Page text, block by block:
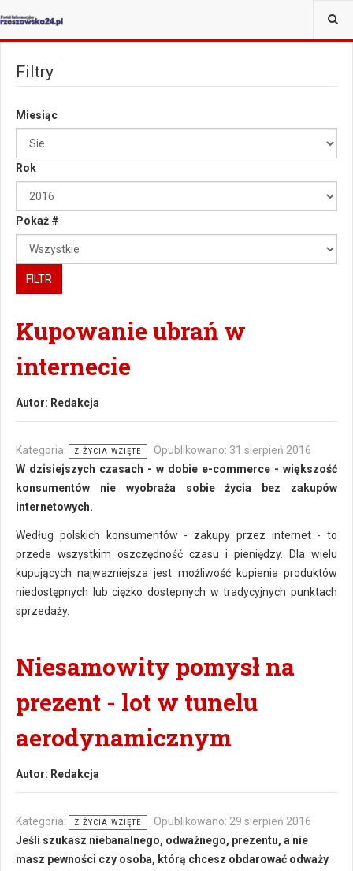
JESTEŚ TUTAJ:
Filtry
Miesiąc
Rok
Pokaż #
FILTR
Kupowanie ubrań w
internecie
Autor: Redakcja
Kategoria: Z ŻYCIA WZIĘTE
Opublikowano: 31 sierpień 2016
W dzisiejszych czasach - w dobie e-commerce - większość
konsumentów nie wyobraża sobie życia bez zakupów
internetowych.
Według polskich konsumentów - zakupy przez internet - to
przede wszystkim oszczędność czasu i pieniędzy. Dla wielu
kupujących najważniejsza jest możliwość kupienia produktów
niedostępnych lub ciężko dostepnych w tradycyjnych punktach
sprzedaży.
Niesamowity pomysł na
prezent - lot w tunelu
aerodynamicznym
Autor: Redakcja
Kategoria: Z ŻYCIA WZIĘTE
Opublikowano: 29 sierpień 2016
Jeśli szukasz niebanalnego, odważnego, prezentu, a nie
masz pewności czy osoba, którą chcesz obdarować odważy